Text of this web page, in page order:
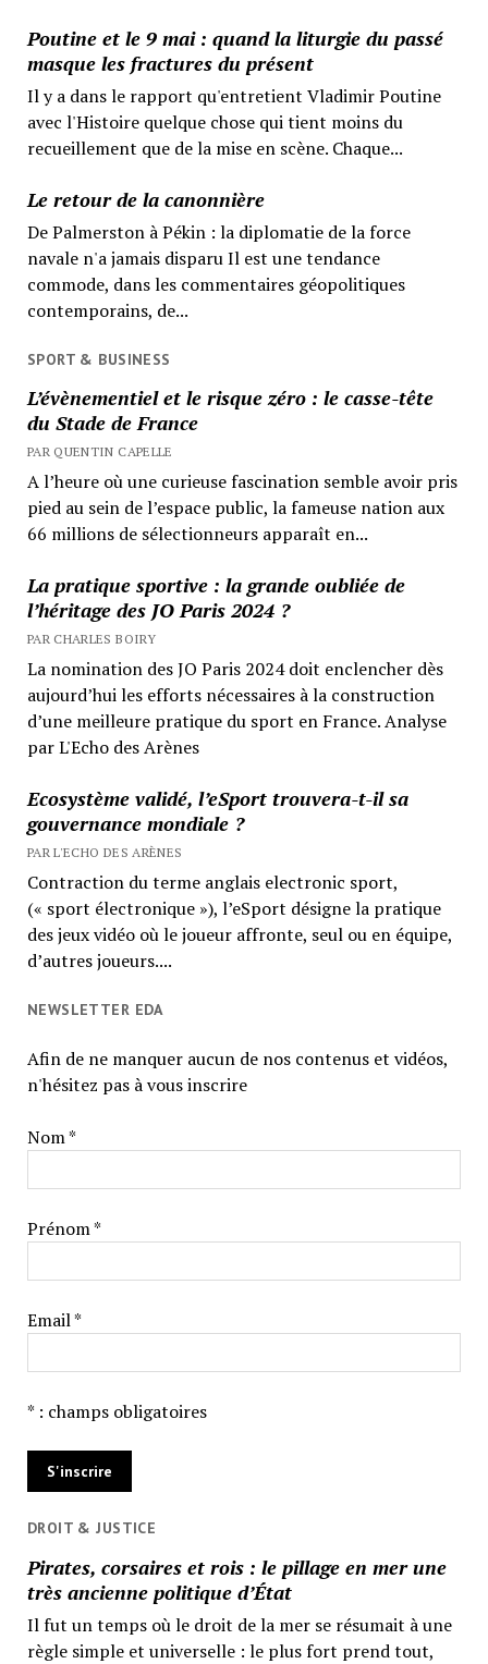
Poutine et le 9 mai : quand la liturgie du passé
masque les fractures du présent
Il y a dans le rapport qu'entretient Vladimir Poutine
avec l'Histoire quelque chose qui tient moins du
recueillement que de la mise en scène. Chaque...
Le retour de la canonnière
De Palmerston à Pékin : la diplomatie de la force
navale n'a jamais disparu Il est une tendance
commode, dans les commentaires géopolitiques
contemporains, de...
SPORT & BUSINESS
L’évènementiel et le risque zéro : le casse-tête
du Stade de France
PAR QUENTIN CAPELLE
A l’heure où une curieuse fascination semble avoir pris
pied au sein de l’espace public, la fameuse nation aux
66 millions de sélectionneurs apparaît en...
La pratique sportive : la grande oubliée de
l’héritage des JO Paris 2024 ?
PAR CHARLES BOIRY
La nomination des JO Paris 2024 doit enclencher dès
aujourd’hui les efforts nécessaires à la construction
d’une meilleure pratique du sport en France. Analyse
par L'Echo des Arènes
Ecosystème validé, l’eSport trouvera-t-il sa
gouvernance mondiale ?
PAR L'ECHO DES ARÈNES
Contraction du terme anglais electronic sport,
(« sport électronique »), l’eSport désigne la pratique
des jeux vidéo où le joueur affronte, seul ou en équipe,
d’autres joueurs....
NEWSLETTER EDA
Afin de ne manquer aucun de nos contenus et vidéos,
n'hésitez pas à vous inscrire
Nom *
Prénom *
Email *
* : champs obligatoires
DROIT & JUSTICE
Pirates, corsaires et rois : le pillage en mer une
très ancienne politique d’État
Il fut un temps où le droit de la mer se résumait à une
règle simple et universelle : le plus fort prend tout,